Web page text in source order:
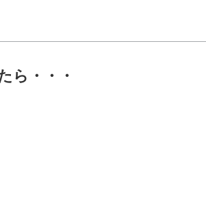
ら・・・